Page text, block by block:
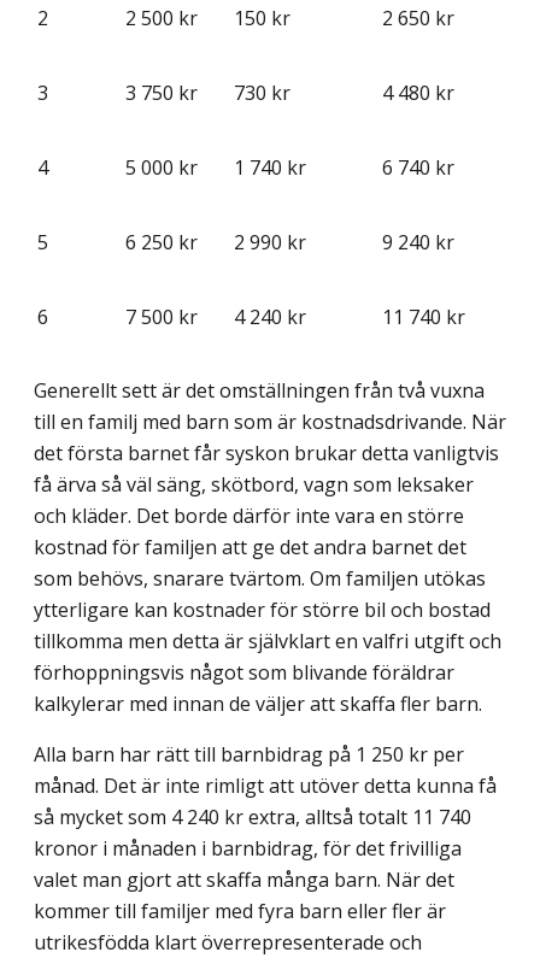
2 2 500 kr 150 kr 2 650 kr
3 3 750 kr 730 kr 4 480 kr
4 5 000 kr 1 740 kr 6 740 kr
5 6 250 kr 2 990 kr 9 240 kr
6 7 500 kr 4 240 kr 11 740 kr
Generellt sett är det omställningen från två vuxna
till en familj med barn som är kostnads­drivande. När
det första barnet får syskon brukar detta vanligtvis
få ärva så väl säng, skötbord, vagn som leksaker
och kläder. Det borde därför inte vara en större
kostnad för familjen att ge det andra barnet det
som behövs, snarare tvärtom. Om familjen utökas
ytterligare kan kostnader för större bil och bostad
tillkomma men detta är självklart en valfri utgift och
förhoppningsvis något som blivande föräldrar
kalkylerar med innan de väljer att skaffa fler barn.
Alla barn har rätt till barnbidrag på 1 250 kr per
månad. Det är inte rimligt att utöver detta kunna få
så mycket som 4 240 kr extra, alltså totalt 11 740
kronor i månaden i barn­bidrag, för det frivilliga
valet man gjort att skaffa många barn. När det
kommer till familj­er med fyra barn eller fler är
utrikesfödda klart överrepresenterade och